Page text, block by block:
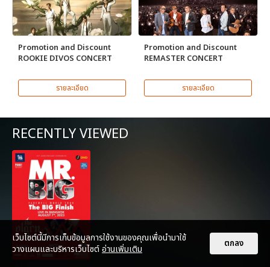
Promotion and Discount
ROOKIE DIVOS CONCERT
รายละเอียด
Promotion and Discount
REMASTER CONCERT
รายละเอียด
RECENTLY VIEWED
เว็บไซต์นี้มีการเก็บข้อมูลการใช้งานของคุณเพื่อนำมาใช้
วางแผนและบริหารเว็บไซต์อ่านเพิ่มเติม ตกลง